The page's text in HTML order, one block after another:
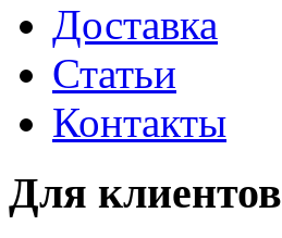
Доставка
Статьи
Контакты
Для клиентов